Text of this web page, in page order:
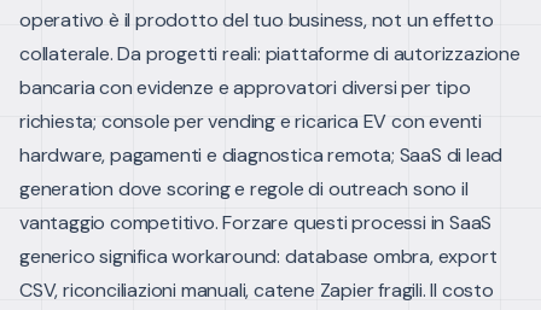
operativo è il prodotto del tuo business, not un effetto
collaterale. Da progetti reali: piattaforme di autorizzazione
bancaria con evidenze e approvatori diversi per tipo
richiesta; console per vending e ricarica EV con eventi
hardware, pagamenti e diagnostica remota; SaaS di lead
generation dove scoring e regole di outreach sono il
vantaggio competitivo.Forzare questi processi in SaaS
generico significa workaround: database ombra, export
CSV, riconciliazioni manuali, catene Zapier fragili. Il costo